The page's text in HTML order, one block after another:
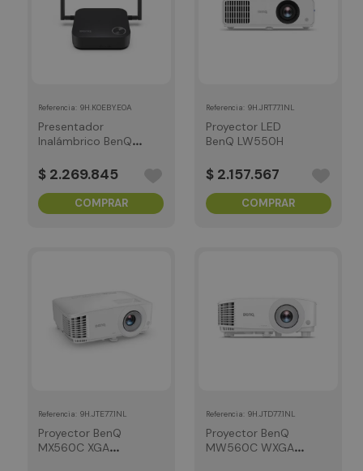
Referencia 9H.K0EBY.E0A
Presentador
Inalámbrico BenQ
$ 2.269.845
COMPRAR
Referencia 9H.JRT77.1NL
Proyector LED
BenQ LW550H
$ 2.157.567
COMPRAR
Referencia 9H.JTE77.1NL
Proyector BenQ
MX560C XGA
Referencia 9H.JTD77.1NL
Proyector BenQ
MW560C WXGA